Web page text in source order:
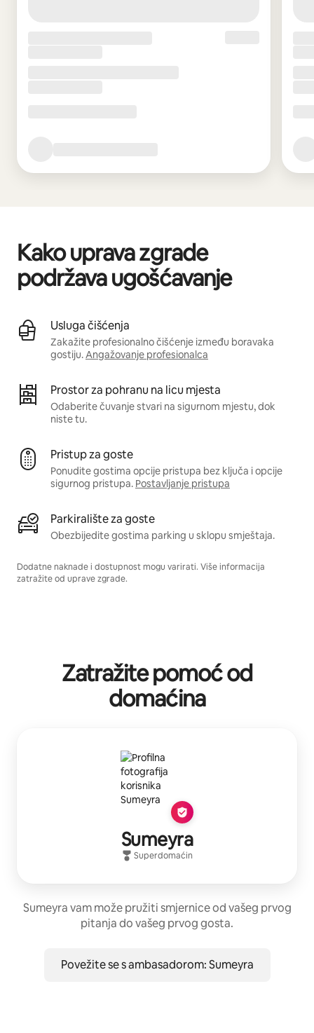
Kako uprava zgrade
podržava ugošćavanje
Usluga čišćenja
Zakažite profesionalno čišćenje između boravaka
gostiju.Angažovanje profesionalca
Prostor za pohranu na licu mjesta
Odaberite čuvanje stvari na sigurnom mjestu, dok
niste tu.
Pristup za goste
Ponudite gostima opcije pristupa bez ključa i opcije
sigurnog pristupa. Postavljanje pristupa
Parkiralište za goste
Obezbijedite gostima parking u sklopu smještaja.
Dodatne naknade i dostupnost mogu varirati. Više informacija
zatražite od uprave zgrade.
Zatražite pomoć od
domaćina
Sumeyra
Superdomaćin
Sumeyra vam može pružiti smjernice od vašeg prvog
pitanja do vašeg prvog gosta.
Povežite se s ambasadorom: Sumeyra